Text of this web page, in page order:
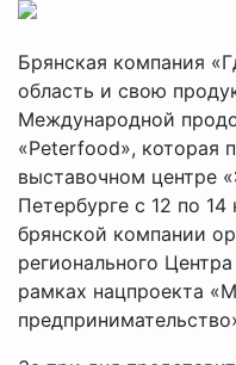
Брянская компания
область и свою
Международной
«Peterfood», которая
выставочном центре
Петербурге с 12 по
брянской компании
регионального
рамках нацпроекта